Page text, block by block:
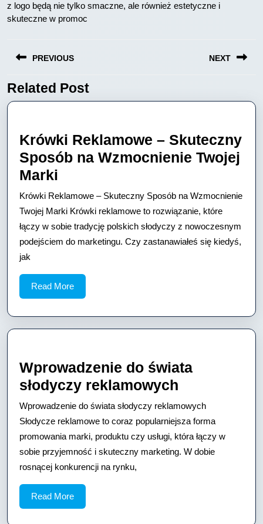
z logo będą nie tylko smaczne, ale również estetyczne i
skuteczne w promoc
wpisuPREVIOUS
Previous
post:
NEXT
post:
Related Post
Krówki Reklamowe – Skuteczny
Sposób na Wzmocnienie Twojej
Marki
Reklamowe
–
Skuteczny
Sposób
Wzmocnienie
Twojej
Marki
Krówki Reklamowe – Skuteczny Sposób na Wzmocnienie
Twojej Marki Krówki reklamowe to rozwiązanie, które
łączy w sobie tradycję polskich słodyczy z nowoczesnym
podejściem do marketingu. Czy zastanawiałeś się kiedyś,
jak
Read MoreRead
More
Wprowadzenie do świata
słodyczy reklamowych
do
świata
słodyczy
Wprowadzenie do świata słodyczy reklamowych
Słodycze reklamowe to coraz popularniejsza forma
promowania marki, produktu czy usługi, która łączy w
sobie przyjemność i skuteczny marketing. W dobie
rosnącej konkurencji na rynku,
Read MoreRead
More